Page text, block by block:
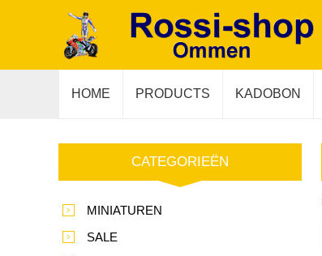
HOME PRODUCTS KADOBON
CATEGORIEËN
MINIATUREN
SALE